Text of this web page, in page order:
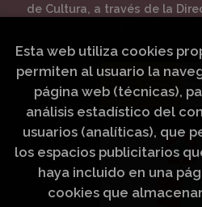
de Cultura, a través de la
Esta web utiliza cookies
permiten al usuario la
página web (técnicas),
análisis estadístico del
usuarios (analíticas), que
los espacios publicitarios
haya incluido en una
cookies que